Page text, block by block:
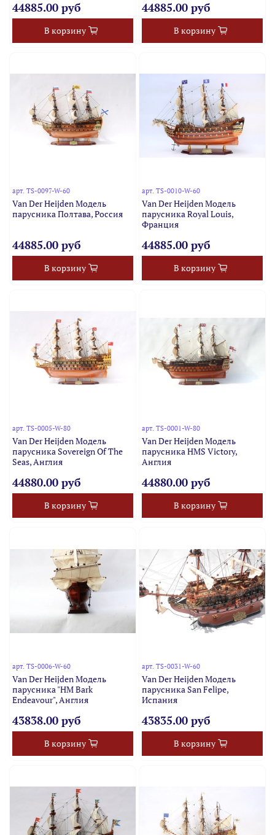
44885.00 руб
В корзину
44885.00 руб
В корзину
арт.TS-0097-W-60
Van Der Heijden Модель
парусника Полтава, Россия
44885.00 руб
В корзину
арт. TS-0010-W-60
Van Der Heijden Модель
парусника Royal Louis,
Франция
44885.00 руб
В корзину
арт.TS-0005-W-80
Van Der Heijden Модель
парусника Sovereign Of The
Seas, Англия
44880.00 руб
В корзину
арт. TS-0001-W-80
Van Der Heijden Модель
парусника HMS Victory,
Англия
44880.00 руб
В корзину
арт.TS-0006-W-60
Van Der Heijden Модель
парусника "HM Bark
Endeavour", Англия
43838.00 руб
В корзину
арт. TS-0031-W-60
Van Der Heijden Модель
парусника San Felipe,
Испания
43835.00 руб
В корзину